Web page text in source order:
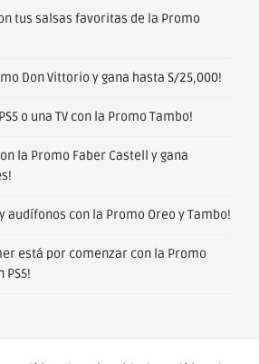
tus salsas favoritas de la Promo
Don Vittorio y gana hasta S/25,000!
o una TV con la Promo Tambo!
la Promo Faber Castell y gana
audífonos con la Promo Oreo y Tambo!
está por comenzar con la Promo
PS5!